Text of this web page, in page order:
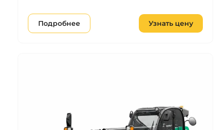
Подробнее Узнать цену